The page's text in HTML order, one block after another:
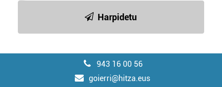
Harpidetu
943 16 00 56
goierri@hitza.eus